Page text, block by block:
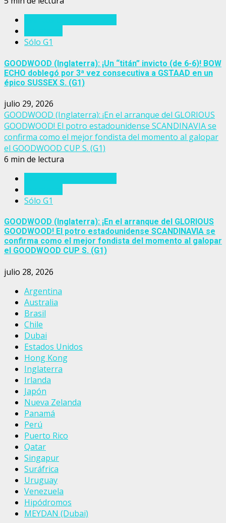
Sólo G1
GOODWOOD (Inglaterra): ¡Un “titán” invicto (de 6-6)! BOW
ECHO doblegó por 3ª vez consecutiva a GSTAAD en un
épico SUSSEX S. (G1)
julio 29, 2026
GOODWOOD (Inglaterra): ¡En el arranque del GLORIOUS
GOODWOOD! El potro estadounidense SCANDINAVIA se
confirma como el mejor fondista del momento al galopar
el GOODWOOD CUP S. (G1)
6 min de lectura
Sólo G1
GOODWOOD (Inglaterra): ¡En el arranque del GLORIOUS
GOODWOOD! El potro estadounidense SCANDINAVIA se
confirma como el mejor fondista del momento al galopar
el GOODWOOD CUP S. (G1)
julio 28, 2026
Argentina
Australia
Brasil
Chile
Dubai
Estados Unidos
Hong Kong
Inglaterra
Irlanda
Japón
Nueva Zelanda
Panamá
Perú
Puerto Rico
Qatar
Singapur
Suráfrica
Uruguay
Venezuela
Hipódromos
MEYDAN (Dubai)